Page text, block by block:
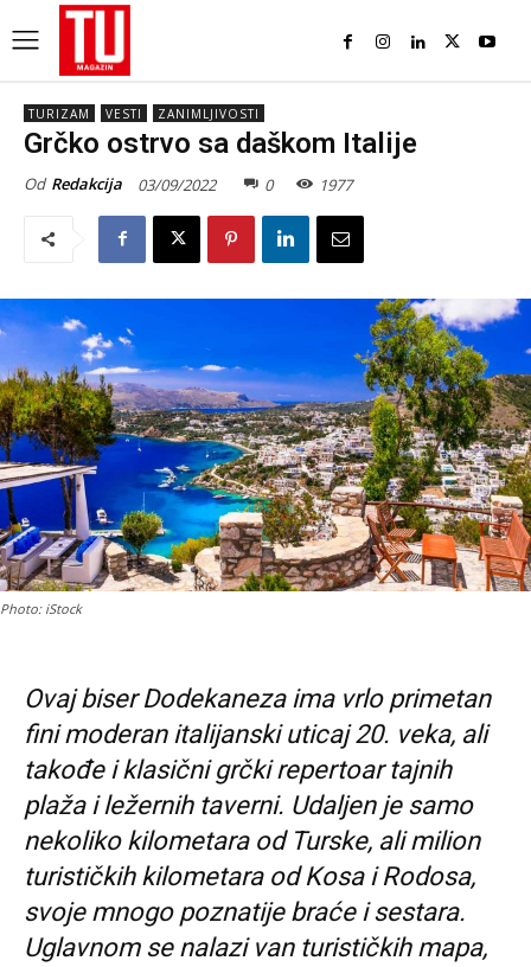
TURIZAM VESTI ZANIMLJIVOSTI
Grčko ostrvo sa daškom Italije
Od Redakcija 03/09/2022 0 1977
Photo: iStock
Ovaj biser Dodekaneza ima vrlo primetan
fini moderan italijanski uticaj 20. veka, ali
takođe i klasični grčki repertoar tajnih
plaža i ležernih taverni. Udaljen je samo
nekoliko kilometara od Turske, ali milion
turističkih kilometara od Kosa i Rodosa,
svoje mnogo poznatije braće i sestara.
Uglavnom se nalazi van turističkih mapa,